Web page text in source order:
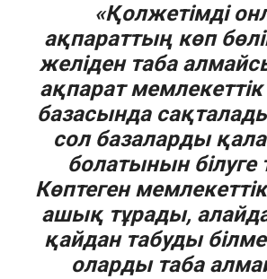
«Қолжетімді
ақпараттың көп
желіден таба
ақпарат
базасында
сол базаларды
болатынын білуге
Көптеген
ашық тұрады,
қайдан табуды
оларды таба